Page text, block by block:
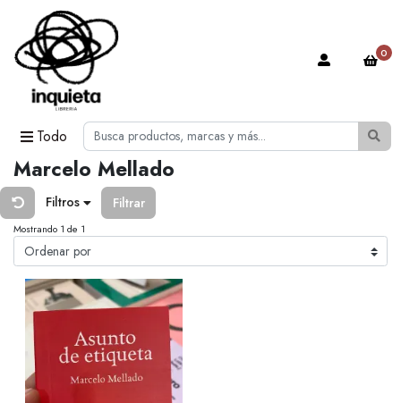
Todo
0
Marcelo Mellado
Filtros Filtrar
Mostrando 1 de 1